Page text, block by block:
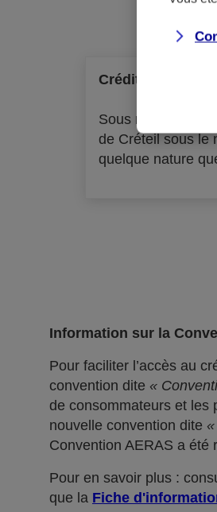
Crédit à la
Sous réserve
de Créteil sous le
quelque nature
Information sur la
Pour faciliter l’accès au
convention dite «
de consommateurs et les
nouvelle convention dite
Convention AERAS a été
Pour en savoir plus :
que la Fiche